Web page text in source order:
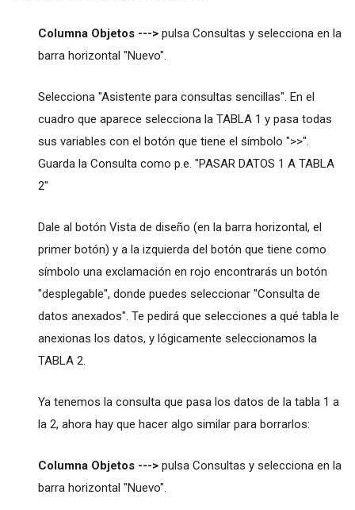
Columna Objetos --->pulsa Consultas y selecciona en la
barra horizontal "Nuevo".
Selecciona "Asistente para consultas sencillas". En el
cuadro que aparece selecciona la TABLA 1 y pasa todas
sus variables con el botón que tiene el símbolo ">>".
Guarda la Consulta como p.e. "PASAR DATOS 1 A TABLA
2"
Dale al botón Vista de diseño (en la barra horizontal, el
primer botón) y a la izquierda del botón que tiene como
símbolo una exclamación en rojo encontrarás un botón
"desplegable", donde puedes seleccionar "Consulta de
datos anexados". Te pedirá que selecciones a qué tabla le
anexionas los datos, y lógicamente seleccionamos la
TABLA 2.
Ya tenemos la consulta que pasa los datos de la tabla 1 a
la 2, ahora hay que hacer algo similar para borrarlos:
Columna Objetos ---> pulsa Consultas y selecciona en la
barra horizontal "Nuevo".